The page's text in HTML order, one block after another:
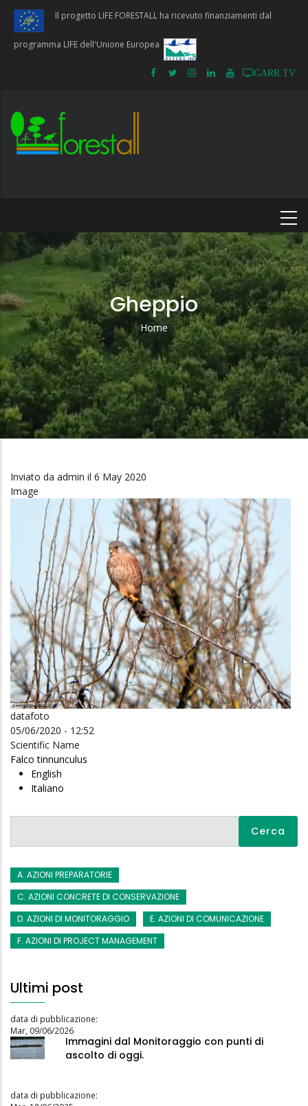
Salta
contenuto
principale
Il progetto LIFE FORESTALL ha ricevuto finanziamenti dal
programma LIFE dell'Unione Europea
GARR.TV
Gheppio
Briciole
Di
Pane
Home
Inviato da admin il 6 May 2020
Image
datafoto
05/06/2020 - 12:52
Scientific Name
Falco tinnunculus
English
Italiano
A. AZIONI PREPARATORIE
C. AZIONI CONCRETE DI CONSERVAZIONE
D. AZIONI DI MONITORAGGIO
E. AZIONI DI COMUNICAZIONE
F. AZIONI DI PROJECT MANAGEMENT
Ultimi post
data di pubblicazione:
Mar, 09/06/2026
Immagini dal Monitoraggio con punti di
ascolto di oggi.
data di pubblicazione: